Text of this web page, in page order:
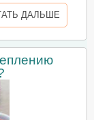
ДАЛЬШЕ